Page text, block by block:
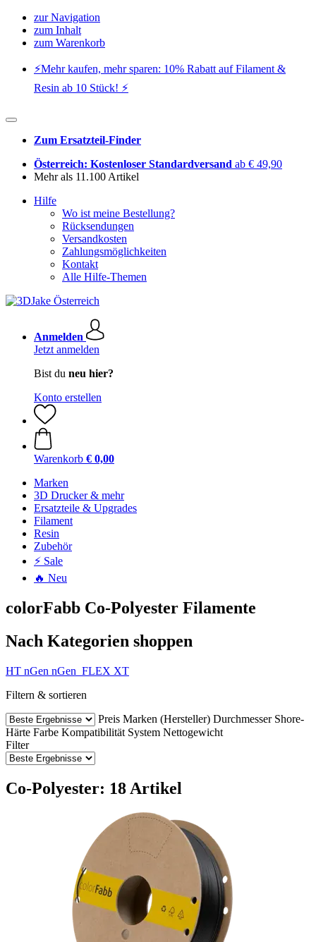
zur Navigation
zum Inhalt
zum Warenkorb
⚡️Mehr kaufen, mehr sparen: 10% Rabatt auf Filament &
Resin ab 10 Stück! ⚡️
Zum Ersatzteil-Finder
Österreich: Kostenloser Standardversand ab € 49,90
Mehr als 11.100 Artikel
Hilfe
Wo ist meine Bestellung?
Rücksendungen
Versandkosten
Zahlungsmöglichkeiten
Kontakt
Alle Hilfe-Themen
Anmelden
Jetzt anmelden
Bist du neu hier?
Konto erstellen
Warenkorb € 0,00
Marken
3D Drucker & mehr
Ersatzteile & Upgrades
Filament
Resin
Zubehör
⚡ Sale
🔥 Neu
colorFabb Co-Polyester Filamente
Nach Kategorien shoppen
HT nGen nGen_FLEX XT
Filtern & sortieren
Preis Marken (Hersteller) Durchmesser Shore-
Härte Farbe Kompatibilität System Nettogewicht
Filter
Co-Polyester: 18 Artikel